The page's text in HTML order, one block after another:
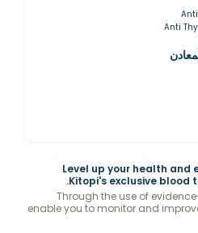
Anti
Level up your health and
Kitopi's exclusive blood
Through the use of
enable you to monitor and
you achieve a longer and